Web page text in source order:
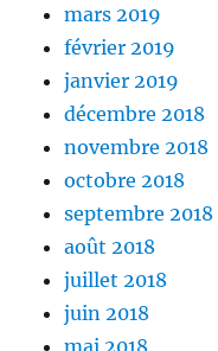
mars 2019
février 2019
janvier 2019
décembre 2018
novembre 2018
octobre 2018
septembre 2018
août 2018
juillet 2018
juin 2018
mai 2018